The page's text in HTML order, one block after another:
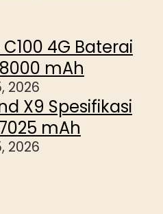
4G Baterai
mAh
2026
X9 Spesifikasi
mAh
2026